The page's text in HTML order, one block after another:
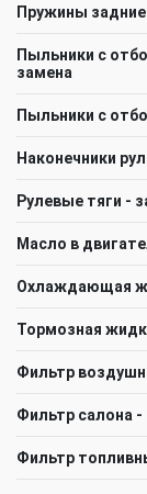
Пружины
Пыльники с
замена
Пыльники с
Наконечники
Рулевые тяги -
Масло в
Охлаждающая
Тормозная
Фильтр
Фильтр салона -
Фильтр